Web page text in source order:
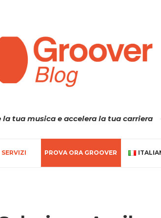
la tua musica e accelera la tua carriera
SERVIZI PROVA ORA GROOVER